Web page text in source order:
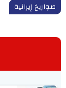
صواريخ إيرانية